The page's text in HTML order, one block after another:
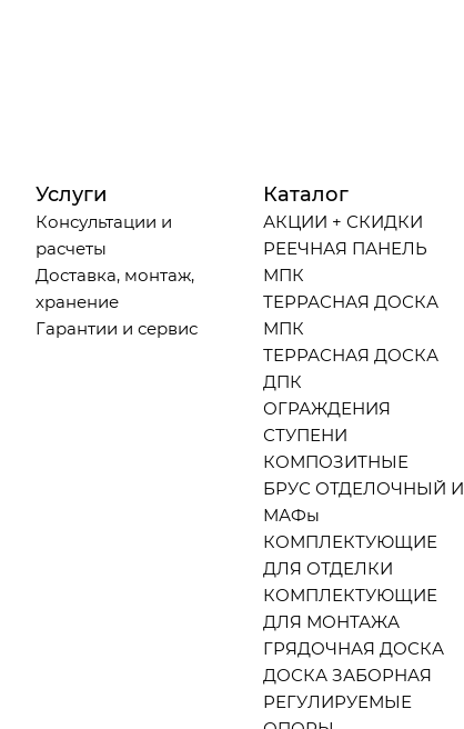
Услуги
Консультации и
расчеты
Доставка, монтаж,
хранение
Гарантии и сервис
Каталог
АКЦИИ + СКИДКИ
РЕЕЧНАЯ ПАНЕЛЬ
МПК
ТЕРРАСНАЯ ДОСКА
МПК
ТЕРРАСНАЯ ДОСКА
ДПК
ОГРАЖДЕНИЯ
СТУПЕНИ
КОМПОЗИТНЫЕ
БРУС ОТДЕЛОЧНЫЙ И
МАФы
КОМПЛЕКТУЮЩИЕ
ДЛЯ ОТДЕЛКИ
КОМПЛЕКТУЮЩИЕ
ДЛЯ МОНТАЖА
ГРЯДОЧНАЯ ДОСКА
ДОСКА ЗАБОРНАЯ
РЕГУЛИРУЕМЫЕ